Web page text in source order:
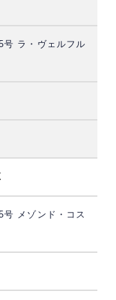
号 ラ・ヴェルフル
号 メゾンド・コス